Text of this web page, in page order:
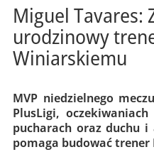
Miguel Tavares:
urodzinowy
Winiarskiemu
MVP niedzielnego
PlusLigi,
pucharach oraz duchu
pomaga budować trener